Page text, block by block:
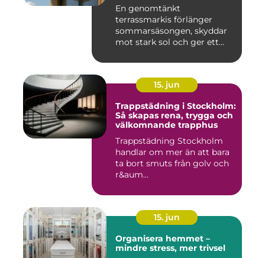
En genomtänkt
terrassmarkis förlänger
sommarsäsongen, skyddar
mot stark sol och ger ett
15. jun
Trappstädning i Stockholm:
Så skapas rena, trygga och
välkomnande trapphus
Trappstädning Stockholm
handlar om mer än att bara
ta bort smuts från golv och
r&aum...
15. jun
Organisera hemmet –
mindre stress, mer trivsel